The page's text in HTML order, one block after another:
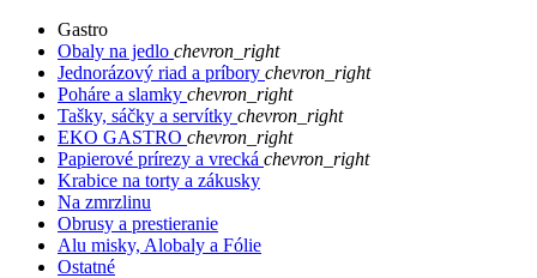
Gastro
Obaly na jedlo chevron_right
Jednorázový riad a príbory chevron_right
Poháre a slamky chevron_right
Tašky, sáčky a servítky chevron_right
EKO GASTRO chevron_right
Papierové prírezy a vrecká chevron_right
Krabice na torty a zákusky
Na zmrzlinu
Obrusy a prestieranie
Alu misky, Alobaly a Fólie
Ostatné